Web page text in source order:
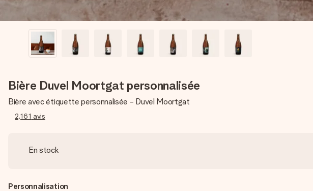
Bière Duvel Moortgat personnalisée
Bière avec étiquette personnalisée - Duvel Moortgat
2,161 avis
En stock
Personnalisation